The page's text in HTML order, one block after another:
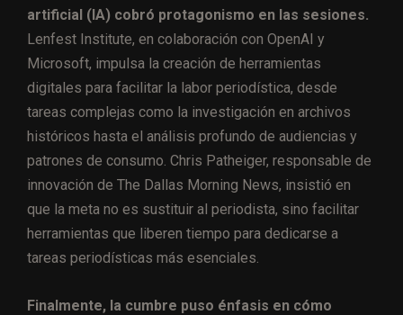
artificial (IA) cobró protagonismo en las sesiones.
Lenfest Institute, en colaboración con OpenAI y
Microsoft, impulsa la creación de herramientas
digitales para facilitar la labor periodística, desde
tareas complejas como la investigación en archivos
históricos hasta el análisis profundo de audiencias y
patrones de consumo. Chris Patheiger, responsable de
innovación de The Dallas Morning News, insistió en
que la meta no es sustituir al periodista, sino facilitar
herramientas que liberen tiempo para dedicarse a
tareas periodísticas más esenciales.
Finalmente, la cumbre puso énfasis en cómo